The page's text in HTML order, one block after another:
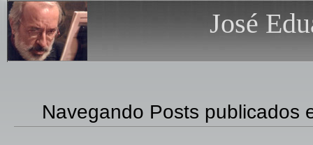
José
Navegando Posts publicados